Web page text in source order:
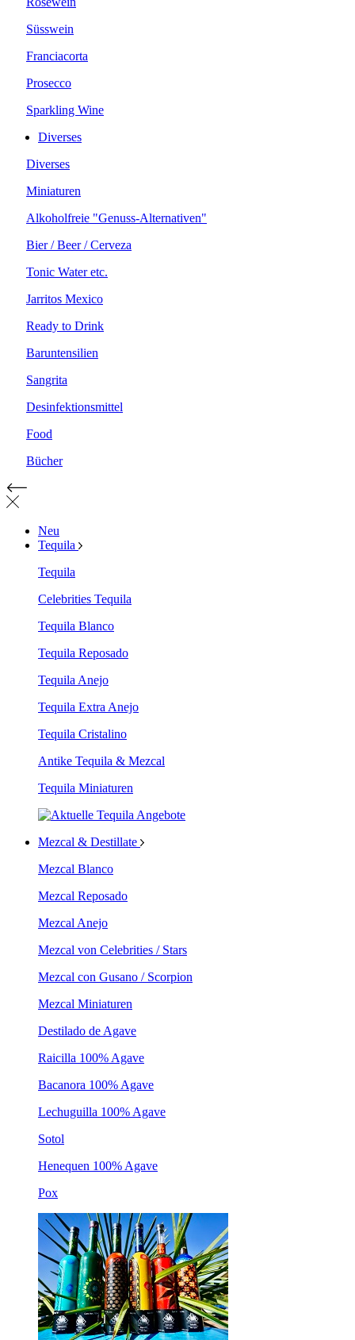
Süsswein
Franciacorta
Prosecco
Sparkling Wine
Diverses
Diverses
Miniaturen
Alkoholfreie "Genuss-Alternativen"
Bier / Beer / Cerveza
Tonic Water etc.
Jarritos Mexico
Ready to Drink
Baruntensilien
Sangrita
Desinfektionsmittel
Food
Bücher
Neu
Tequila
Tequila
Celebrities Tequila
Tequila Blanco
Tequila Reposado
Tequila Anejo
Tequila Extra Anejo
Tequila Cristalino
Antike Tequila & Mezcal
Tequila Miniaturen
Mezcal & Destillate
Mezcal Blanco
Mezcal Reposado
Mezcal Anejo
Mezcal von Celebrities / Stars
Mezcal con Gusano / Scorpion
Mezcal Miniaturen
Destilado de Agave
Raicilla 100% Agave
Bacanora 100% Agave
Lechuguilla 100% Agave
Sotol
Henequen 100% Agave
Pox